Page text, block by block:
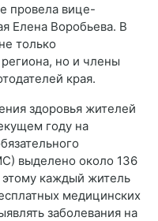
провела вице-
Елена Воробьева. В
только
но и члены
края.
здоровья жителей
году на
выделено около 136
каждый житель
медицинских
заболевания на